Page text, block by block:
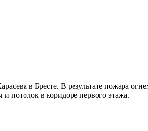
в Бресте. В результате пожара
потолок в коридоре первого этажа.